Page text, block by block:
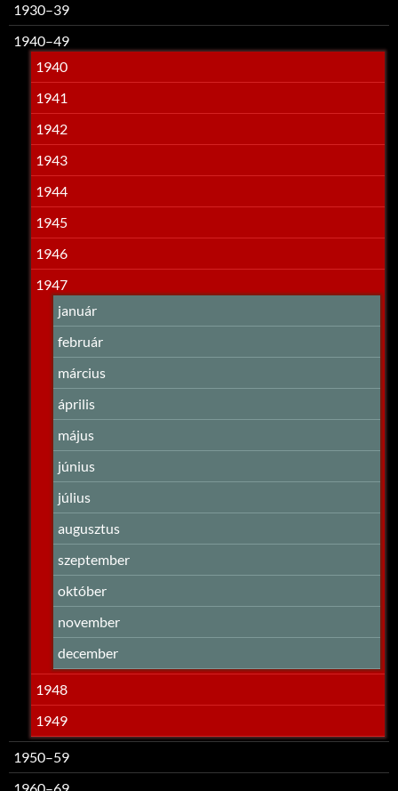
1930–39
1940–49
1940
1941
1942
1943
1944
1945
1946
1947
január
február
március
április
május
június
július
augusztus
szeptember
október
november
december
1948
1949
1950–59